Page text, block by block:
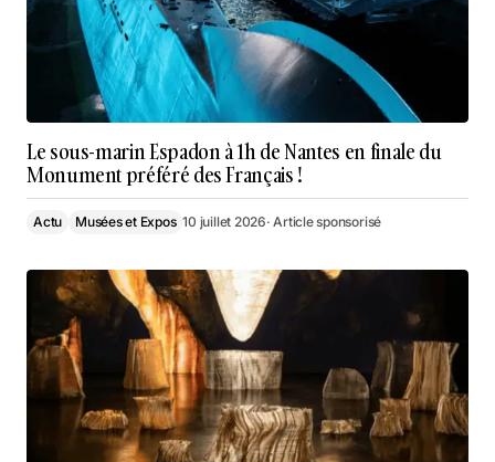
Le sous-marin Espadon à 1h de Nantes en finale du
Monument préféré des Français !
Actu Musées et Expos 10 juillet 2026· Article sponsorisé